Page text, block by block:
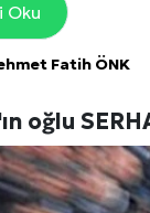
Oku
Fatih ÖNK
oğlu